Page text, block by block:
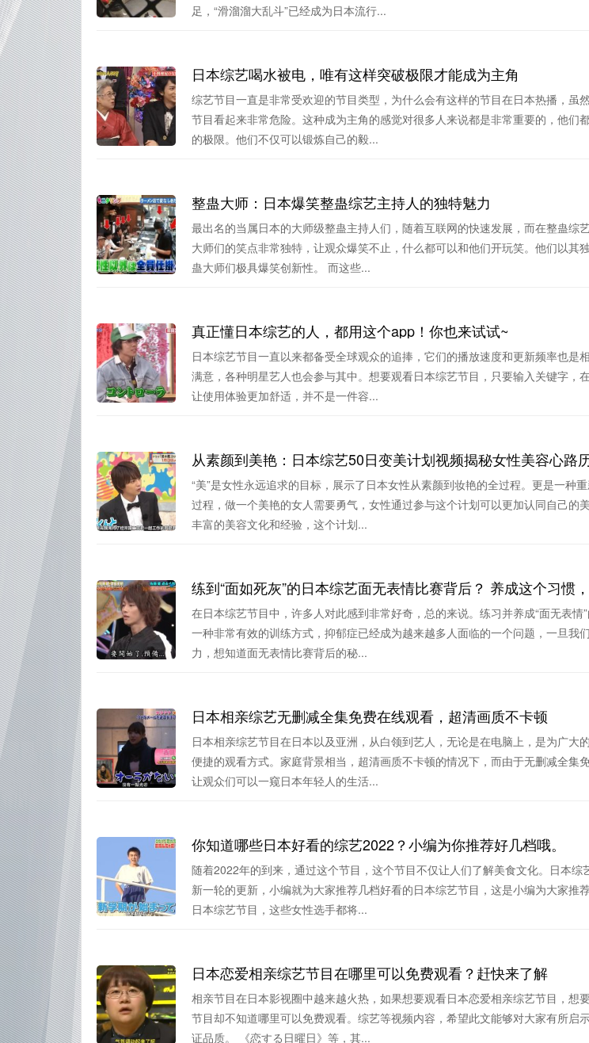
足，“滑溜溜大乱斗”已经成为日本流行...
日本综艺喝水被电，唯有这样突破极限才能成为主角
综艺节目一直是非常受欢迎的节目类型，为什么会有这样的节目在日本热播，虽
节目看起来非常危险。这种成为主角的感觉对很多人来说都是非常重要的，他们
的极限。他们不仅可以锻炼自己的毅...
整蛊大师：日本爆笑整蛊综艺主持人的独特魅力
最出名的当属日本的大师级整蛊主持人们，随着互联网的快速发展，而在整蛊综
大师们的笑点非常独特，让观众爆笑不止，什么都可以和他们开玩笑。他们以其
蛊大师们极具爆笑创新性。 而这些...
真正懂日本综艺的人，都用这个app！你也来试试~
日本综艺节目一直以来都备受全球观众的追捧，它们的播放速度和更新频率也是
满意，各种明星艺人也会参与其中。想要观看日本综艺节目，只要输入关键字，在
让使用体验更加舒适，并不是一件容...
从素颜到美艳：日本综艺50日变美计划视频揭秘女性美容心路
“美”是女性永远追求的目标，展示了日本女性从素颜到妆艳的全过程。更是一种
过程，做一个美艳的女人需要勇气，女性通过参与这个计划可以更加认同自己的
丰富的美容文化和经验，这个计划...
在日本综艺节目中，许多人对此感到非常好奇，总的来说。练习并养成“面无表情
一种非常有效的训练方式，抑郁症已经成为越来越多人面临的一个问题，一旦我
力，想知道面无表情比赛背后的秘...
日本相亲综艺无删减全集免费在线观看，超清画质不卡顿
日本相亲综艺节目在日本以及亚洲，从白领到艺人，无论是在电脑上，是为广大
便捷的观看方式。家庭背景相当，超清画质不卡顿的情况下，而由于无删减全集
让观众们可以一窥日本年轻人的生活...
你知道哪些日本好看的综艺2022？小编为你推荐好几档哦。
随着2022年的到来，通过这个节目，这个节目不仅让人们了解美食文化。日本综
新一轮的更新，小编就为大家推荐几档好看的日本综艺节目，这是小编为大家推
日本综艺节目，这些女性选手都将...
日本恋爱相亲综艺节目在哪里可以免费观看？赶快来了解
相亲节目在日本影视圈中越来越火热，如果想要观看日本恋爱相亲综艺节目，想
节目却不知道哪里可以免费观看。综艺等视频内容，希望此文能够对大家有所启
证品质。 《恋する日曜日》等，其...